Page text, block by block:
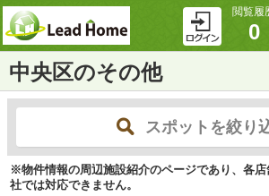
閲覧履
0
中央区のその他
スポットを絞り
※物件情報の周辺施設紹介のページであり、各
社では対応できません。